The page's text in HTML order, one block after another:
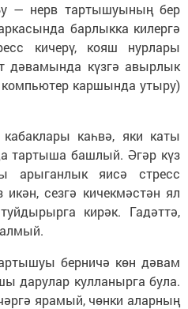
— нерв тартышуының бер
барлыкка килергә
кичерү, кояш нурлары
дәвамында күзгә авырлык
компьютер каршында утыру)
каһвә, яки каты
тартыша башлый. Әгәр күз
арыганлык яисә стресс
сезгә кичекмәстән ял
кирәк. Гадәттә,
берничә көн дәвам
дарулар кулланырга була.
ярамый, чөнки аларның